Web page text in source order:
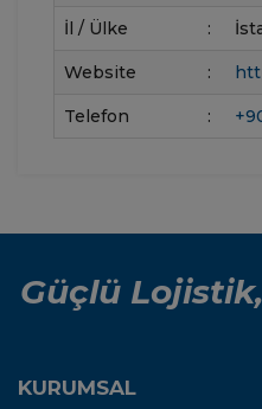
İl / Ülke :
Website :
Telefon :
Güçlü
KURUMSAL